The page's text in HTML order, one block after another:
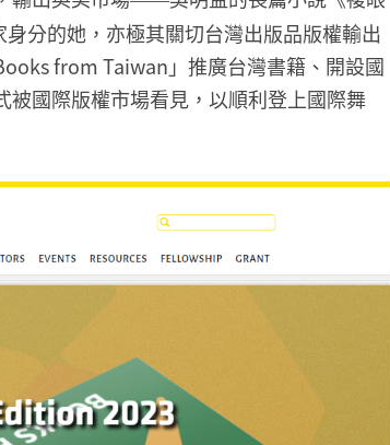
分的她，亦極其關切台灣出版品版權輸出
from Taiwan」推廣台灣書籍、開設國
國際版權市場看見，以順利登上國際舞